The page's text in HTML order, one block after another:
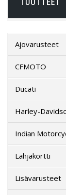
Ajovarusteet
CFMOTO
Ducati
Harley-
Indian
Lahjakortti
Lisävarusteet